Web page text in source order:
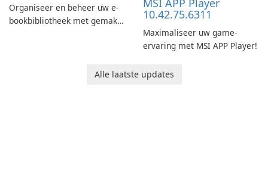
Organiseer en beheer uw e-
bookbibliotheek met gemak
MSI APP Player
10.42.75.6311
Maximaliseer uw game-
ervaring met MSI APP Player!
Alle laatste updates